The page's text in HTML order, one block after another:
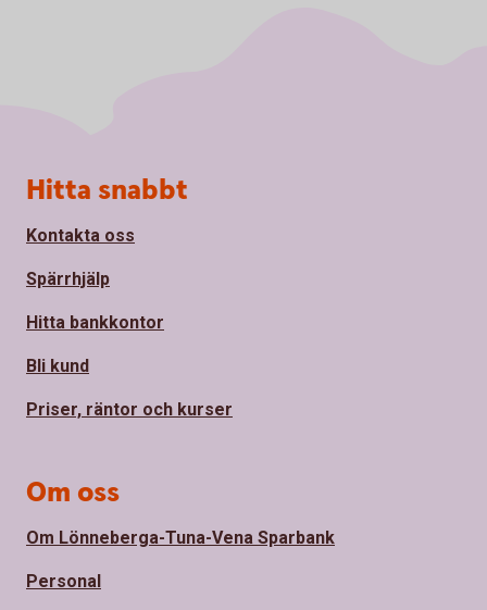
Sidfot
Hitta snabbt
Kontakta oss
Spärrhjälp
Hitta bankkontor
Bli kund
Priser, räntor och kurser
Om oss
Om Lönneberga-Tuna-Vena Sparbank
Personal